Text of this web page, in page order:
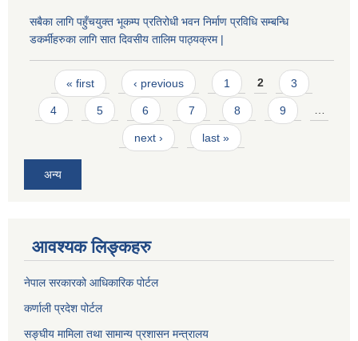
सबैका लागि पहुँचयुक्त भूकम्प प्रतिरोधी भवन निर्माण प्रविधि सम्बन्धि
डकर्मीहरुका लागि सात दिवसीय तालिम पाठ्यक्रम |
Pages
« first ‹ previous 1 2 3
4 5 6 7 8 9 …
next › last »
अन्य
आवश्यक लिङ्कहरु
नेपाल सरकारको आधिकारिक पोर्टल
कर्णाली प्रदेश पोर्टल
सङ्घीय मामिला तथा सामान्य प्रशासन मन्त्रालय